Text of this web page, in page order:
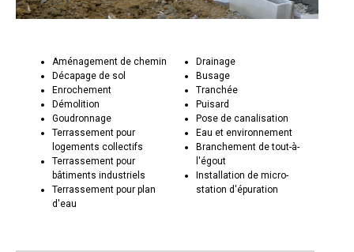
Aménagement de chemin
Décapage de sol
Enrochement
Démolition
Goudronnage
Terrassement pour
logements collectifs
Terrassement pour
bâtiments industriels
Terrassement pour plan
d'eau
Drainage
Busage
Tranchée
Puisard
Pose de canalisation
Eau et environnement
Branchement de tout-à-
l'égout
Installation de micro-
station d'épuration